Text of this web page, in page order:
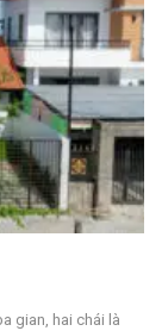
gian, hai chái là